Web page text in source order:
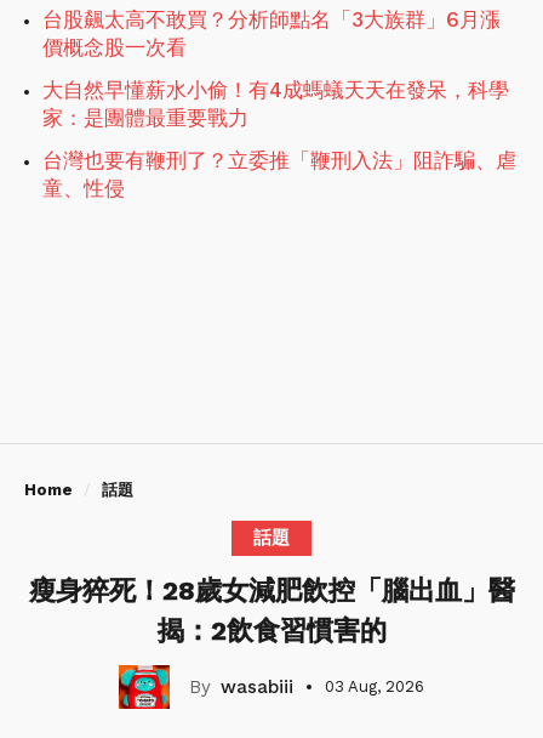
台股飆太高不敢買？分析師點名「3大族群」6月漲
價概念股一次看
大自然早懂薪水小偷！有4成螞蟻天天在發呆，科學
家：是團體最重要戰力
台灣也要有鞭刑了？立委推「鞭刑入法」阻詐騙、虐
童、性侵
Home 話題
話題
瘦身猝死！28歲女減肥飲控「腦出血」醫
揭：2飲食習慣害的
wasabiii 03 Aug, 2026